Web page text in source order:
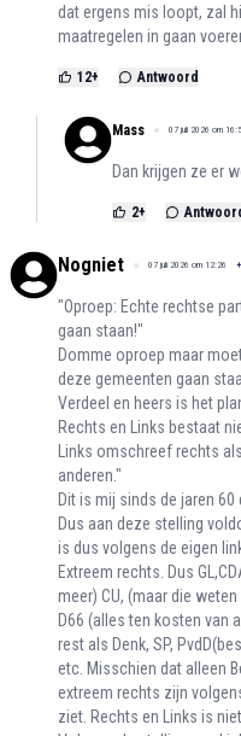
dat ergens mis loopt, zal
maatregelen in gaan
12+ Antwoord
Mass 07 juli 2026 om
Dan krijgen ze er
2+
Nogniet 07 juli 2026 om 12:26 +
"Oproep: Echte rechtse
gaan staan!"
Domme oproep maar
deze gemeenten gaan
Verdeel en heers is het
Rechts en Links bestaat
Links omschreef rechts
anderen."
Dit is mij sinds de jaren
Dus aan deze stelling
is dus volgens de eigen
Extreem rechts. Dus
meer) CU, (maar die
D66 (alles ten kosten van
rest als Denk, SP,
etc. Misschien dat alleen
extreem rechts zijn
ziet. Rechts en Links is